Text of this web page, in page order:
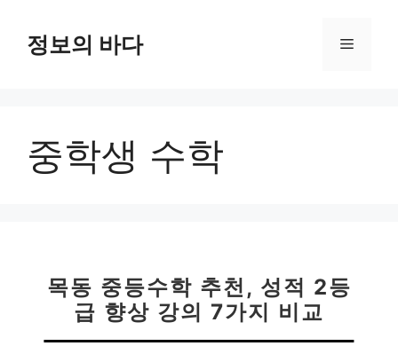
정보의 바다 메
중학생 수학
목동 중등수학 추천, 성적 2등
급 향상 강의 7가지 비교